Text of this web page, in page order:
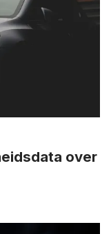
over